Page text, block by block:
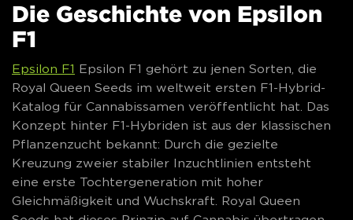
Die Geschichte von Epsilon
F1
Epsilon F1 Epsilon F1 gehört zu jenen Sorten, die
Royal Queen Seeds im weltweit ersten F1-Hybrid-
Katalog für Cannabissamen veröffentlicht hat. Das
Konzept hinter F1-Hybriden ist aus der klassischen
Pflanzenzucht bekannt: Durch die gezielte
Kreuzung zweier stabiler Inzuchtlinien entsteht
eine erste Tochtergeneration mit hoher
Gleichmäßigkeit und Wuchskraft. Royal Queen